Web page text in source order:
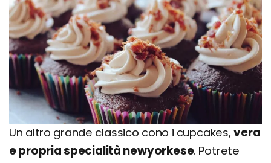
Un altro grande classico cono i cupcakes,vera
e propria specialità newyorkese. Potrete